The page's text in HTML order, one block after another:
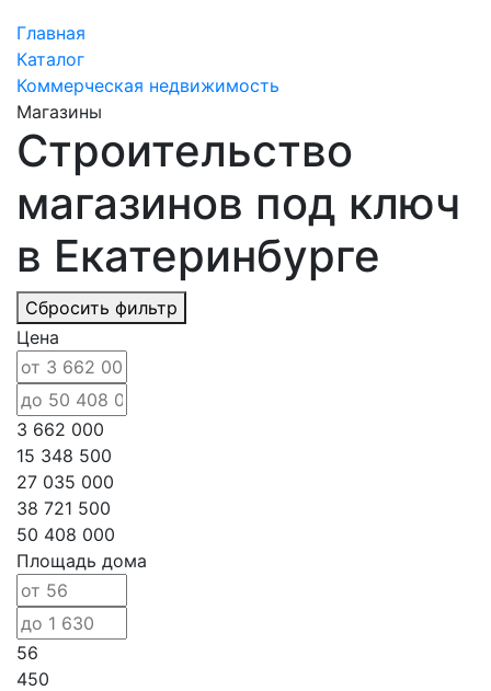
Главная
Каталог
Коммерческая недвижимость
Магазины
Строительство
магазинов под ключ
в Екатеринбурге
Сбросить фильтр
Цена
3 662 000
15 348 500
27 035 000
38 721 500
50 408 000
Площадь дома
56
450